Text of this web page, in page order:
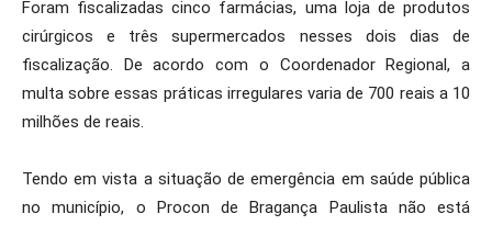
Foram fiscalizadas cinco farmácias, uma loja de produtos
cirúrgicos e três supermercados nesses dois dias de
fiscalização. De acordo com o Coordenador Regional, a
multa sobre essas práticas irregulares varia de 700 reais a 10
milhões de reais.
Tendo em vista a situação de emergência em saúde pública
no município, o Procon de Bragança Paulista não está